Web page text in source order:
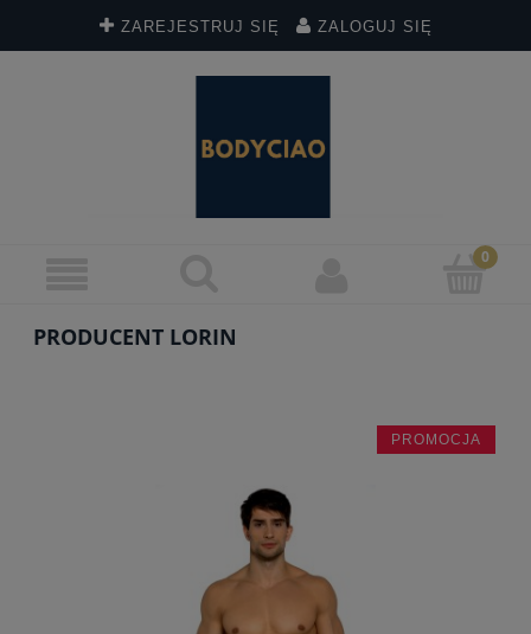
ZAREJESTRUJ SIĘ ZALOGUJ SIĘ
PRODUCENT LORIN
PROMOCJA